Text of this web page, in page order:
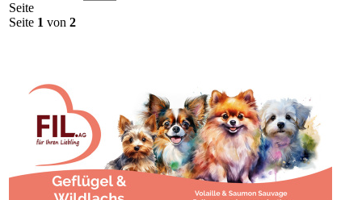
Seite
Seite 1 von 2